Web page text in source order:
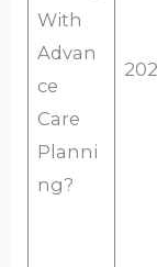
With
Advan
ce
Care
Planni
ng?